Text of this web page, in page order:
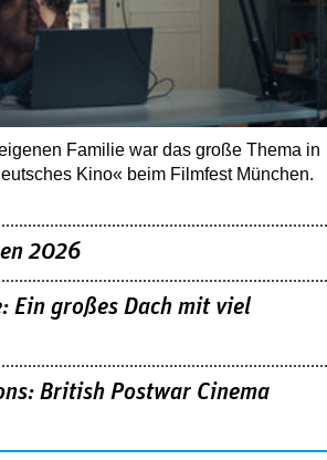
Familie war das große Thema in
Kino« beim Filmfest München.
2026
Ein großes Dach mit viel
British Postwar Cinema